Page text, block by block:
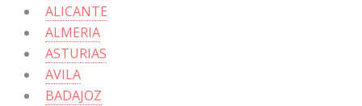
ALICANTE
ALMERIA
ASTURIAS
AVILA
BADAJOZ